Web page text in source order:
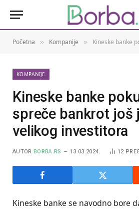
Početna » Kompanije » Kineske banke pokušavaju
KOMPANIJE
Kineske banke
spreče bankrot još
velikog investitora
AUTOR BORBA.RS 13.03.2024. 12
Kineske banke se navodno bore